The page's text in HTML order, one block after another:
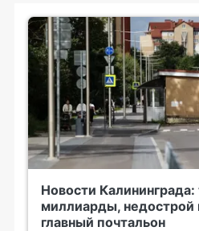
Новости Калининграда:
миллиарды, недострой
главный почтальон